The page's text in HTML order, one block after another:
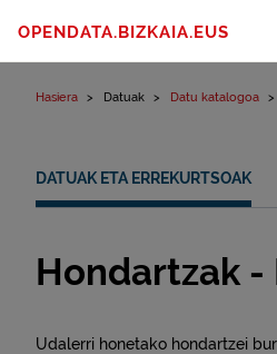
OPENDATA.BIZKAIA.EUS
Hasiera Datuak Datu katalogoa
DATUAK ETA ERREKURTSOAK
Hondartzak -
Udalerri honetako hondartzei